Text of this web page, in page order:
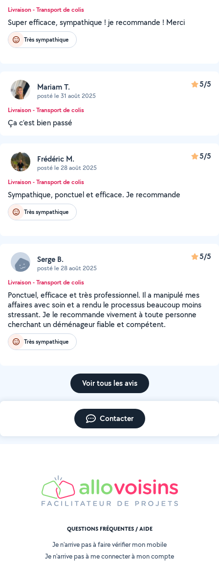
Livraison - Transport de colis
Super efficace, sympathique ! je recommande ! Merci
Très sympathique
Mariam T.
posté le 31 août 2025
5/5
Livraison - Transport de colis
Ça c’est bien passé
Frédéric M.
posté le 28 août 2025
5/5
Livraison - Transport de colis
Sympathique, ponctuel et efficace. Je recommande
Très sympathique
Serge B.
posté le 28 août 2025
5/5
Livraison - Transport de colis
Ponctuel, efficace et très professionnel. Il a manipulé mes
affaires avec soin et a rendu le processus beaucoup moins
stressant. Je le recommande vivement à toute personne
cherchant un déménageur fiable et compétent.
Très sympathique
Voir tous les avis
Contacter
QUESTIONS FRÉQUENTES / AIDE
Je n'arrive pas à faire vérifier mon mobile
Je n'arrive pas à me connecter à mon compte